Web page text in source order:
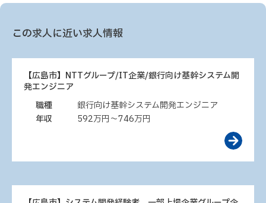
この求人に近い求人情報
【広島市】NTTグループ/IT企業/銀行向け基幹システム開
発エンジニア
職種
銀行向け基幹システム開発エンジニア
年収
592万円～746万円